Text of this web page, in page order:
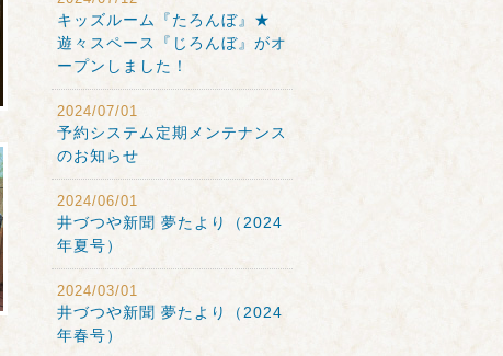
キッズルーム『たろんぼ』★
遊々スペース『じろんぼ』がオ
ープンしました！
2024/07/01
予約システム定期メンテナンス
のお知らせ
2024/06/01
井づつや新聞 夢たより（2024
年夏号）
2024/03/01
井づつや新聞 夢たより（2024
年春号）